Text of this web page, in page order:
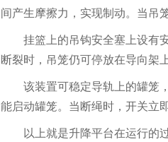
间产生摩擦力，实现制动。当吊
挂篮上的吊钩安全塞上设有
断裂时，吊笼仍可停放在导向架
该装置可稳定导轨上的罐笼
能启动罐笼。当断绳时，开关立
以上就是升降平台在运行的